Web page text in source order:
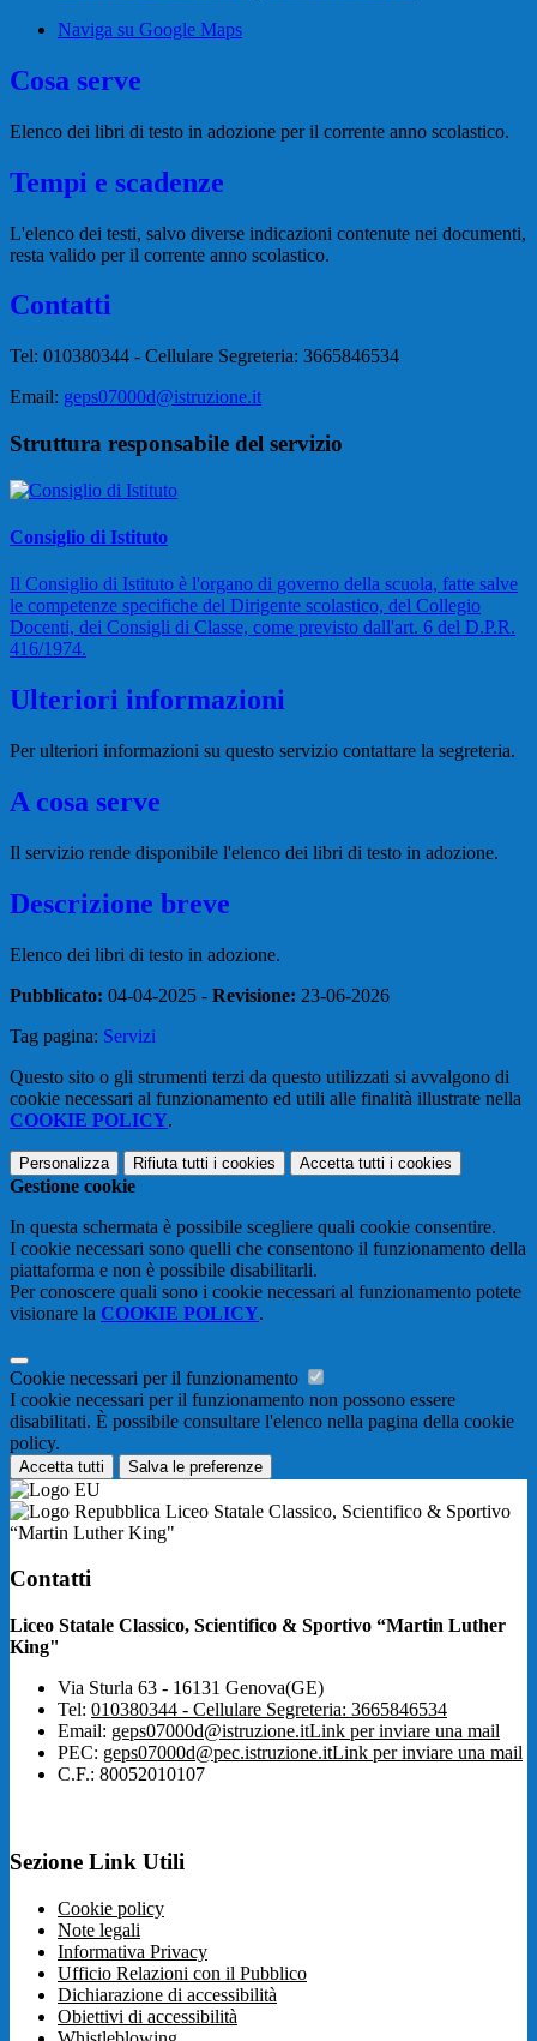
Naviga su Google Maps
Cosa serve
Elenco dei libri di testo in adozione per il corrente anno scolastico.
Tempi e scadenze
L'elenco dei testi, salvo diverse indicazioni contenute nei documenti,
resta valido per il corrente anno scolastico.
Contatti
Tel: 010380344 - Cellulare Segreteria: 3665846534
Email: geps07000d@istruzione.it
Struttura responsabile del servizio
Consiglio di Istituto
Il Consiglio di Istituto è l'organo di governo della scuola, fatte salve
le competenze specifiche del Dirigente scolastico, del Collegio
Docenti, dei Consigli di Classe, come previsto dall'art. 6 del D.P.R.
416/1974.
Ulteriori informazioni
Per ulteriori informazioni su questo servizio contattare la segreteria.
A cosa serve
Il servizio rende disponibile l'elenco dei libri di testo in adozione.
Descrizione breve
Elenco dei libri di testo in adozione.
Pubblicato: 04-04-2025 - Revisione: 23-06-2026
Tag pagina: Servizi
Questo sito o gli strumenti terzi da questo utilizzati si avvalgono di
cookie necessari al funzionamento ed utili alle finalità illustrate nella
COOKIE POLICY.
Personalizza Rifiuta tutti i cookies Accetta tutti i cookies
Gestione cookie
In questa schermata è possibile scegliere quali cookie consentire.
I cookie necessari sono quelli che consentono il funzionamento della
piattaforma e non è possibile disabilitarli.
Per conoscere quali sono i cookie necessari al funzionamento potete
visionare la COOKIE POLICY.
Cookie necessari per il funzionamento
I cookie necessari per il funzionamento non possono essere
disabilitati. È possibile consultare l'elenco nella pagina della cookie
policy.
Accetta tutti Salva le preferenze
Liceo Statale Classico, Scientifico & Sportivo
“Martin Luther King"
Contatti
Liceo Statale Classico, Scientifico & Sportivo “Martin Luther
King"
Via Sturla 63 - 16131 Genova(GE)
Tel: 010380344 - Cellulare Segreteria: 3665846534
Email: geps07000d@istruzione.itLink per inviare una mail
PEC: geps07000d@pec.istruzione.itLink per inviare una mail
C.F.: 80052010107
Sezione Link Utili
Cookie policy
Note legali
Informativa Privacy
Ufficio Relazioni con il Pubblico
Dichiarazione di accessibilità
Obiettivi di accessibilità